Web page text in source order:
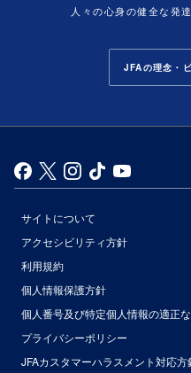
人々の心身の健全な発
JFAの理念・
サイトについて
アクセシビリティ方針
利用規約
個人情報保護方針
個人番号及び特定個人情報の適正
プライバシーポリシー
JFAカスタマーハラスメント対応方